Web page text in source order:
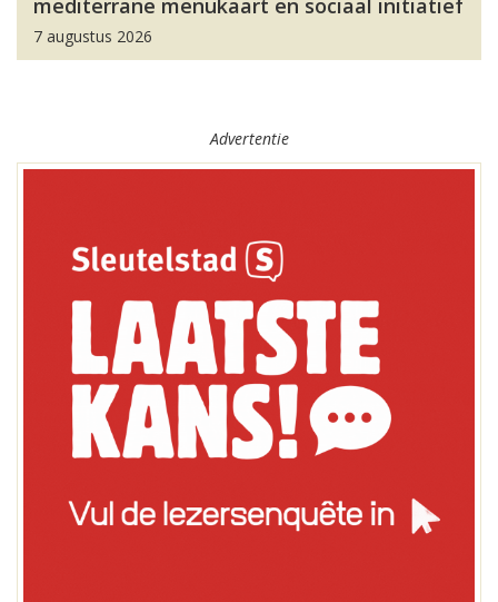
mediterrane menukaart en sociaal initiatief
7 augustus 2026
Advertentie